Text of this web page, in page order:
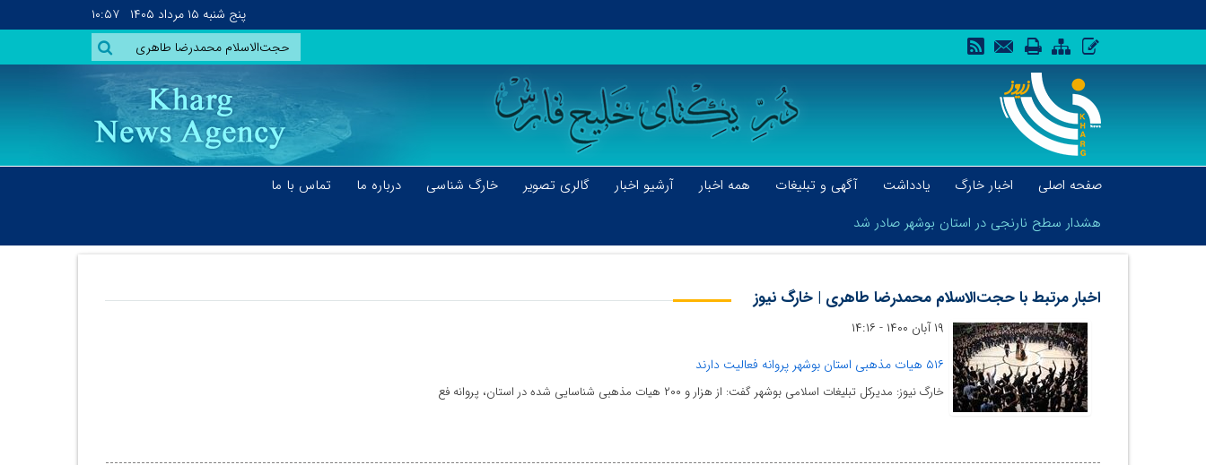
پنج شنبه ۱۵ مرداد ۱۴۰۵ ۱۰:۵۷
صفحه اصلی اخبار خارگ یادداشت آگهی و تبلیغات همه اخبار آرشیو اخبار گالری تصویر خارگ شناسی درباره ما
تماس با ما
هشدار سطح نارنجی در استان بوشهر صادر شد
هشدار سطح نارنجی در استان بوشهر صادر شد
اخبار مرتبط با حجت‌الاسلام محمدرضا طاهری | خارگ نیوز
۱۹ آبان ۱۴۰۰ - ۱۴:۱۶
۵۱۶ هیات مذهبی استان بوشهر پروانه فعالیت دارند
خارگ نیوز: مدیرکل تبلیغات اسلامی بوشهر گفت: از هزار و ۲۰۰ هیات مذهبی شناسایی شده در استان، پروانه فع